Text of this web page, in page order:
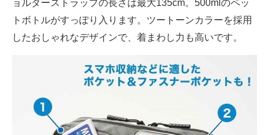
ョルダーストラップの長さは最大135cm。500mlのペッ
トボトルがすっぽり入ります。ツートーンカラーを採用
したおしゃれなデザインで、着まわし力も高いです。